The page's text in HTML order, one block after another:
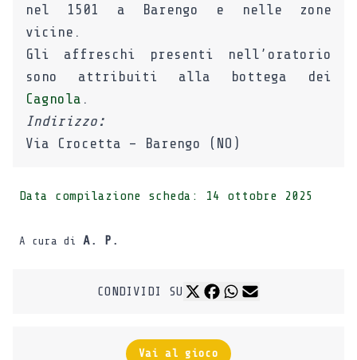
nel 1501 a Barengo e nelle zone
vicine.
Gli affreschi presenti nell’oratorio
sono attribuiti alla bottega dei
Cagnola .
Indirizzo :
Via Crocetta – Barengo (NO)
Data compilazione scheda: 14 ottobre 2025
A cura di A. P.
CONDIVIDI SU
Vai al gioco